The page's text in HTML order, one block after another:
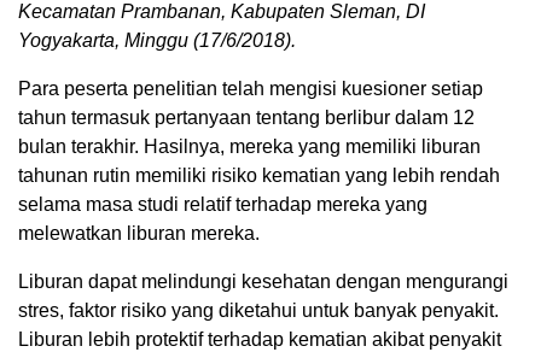
Kecamatan Prambanan, Kabupaten Sleman, DI
Yogyakarta, Minggu (17/6/2018).
Para peserta penelitian telah mengisi kuesioner setiap
tahun termasuk pertanyaan tentang berlibur dalam 12
bulan terakhir. Hasilnya, mereka yang memiliki liburan
tahunan rutin memiliki risiko kematian yang lebih rendah
selama masa studi relatif terhadap mereka yang
melewatkan liburan mereka.
Liburan dapat melindungi kesehatan dengan mengurangi
stres, faktor risiko yang diketahui untuk banyak penyakit.
Liburan lebih protektif terhadap kematian akibat penyakit